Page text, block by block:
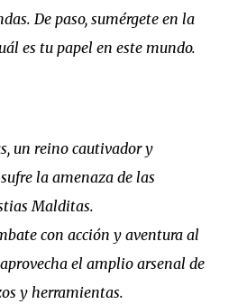
De paso, sumérgete en la
es tu papel en este mundo.
un reino cautivador y
la amenaza de las
Malditas.
con acción y aventura al
el amplio arsenal de
y herramientas.